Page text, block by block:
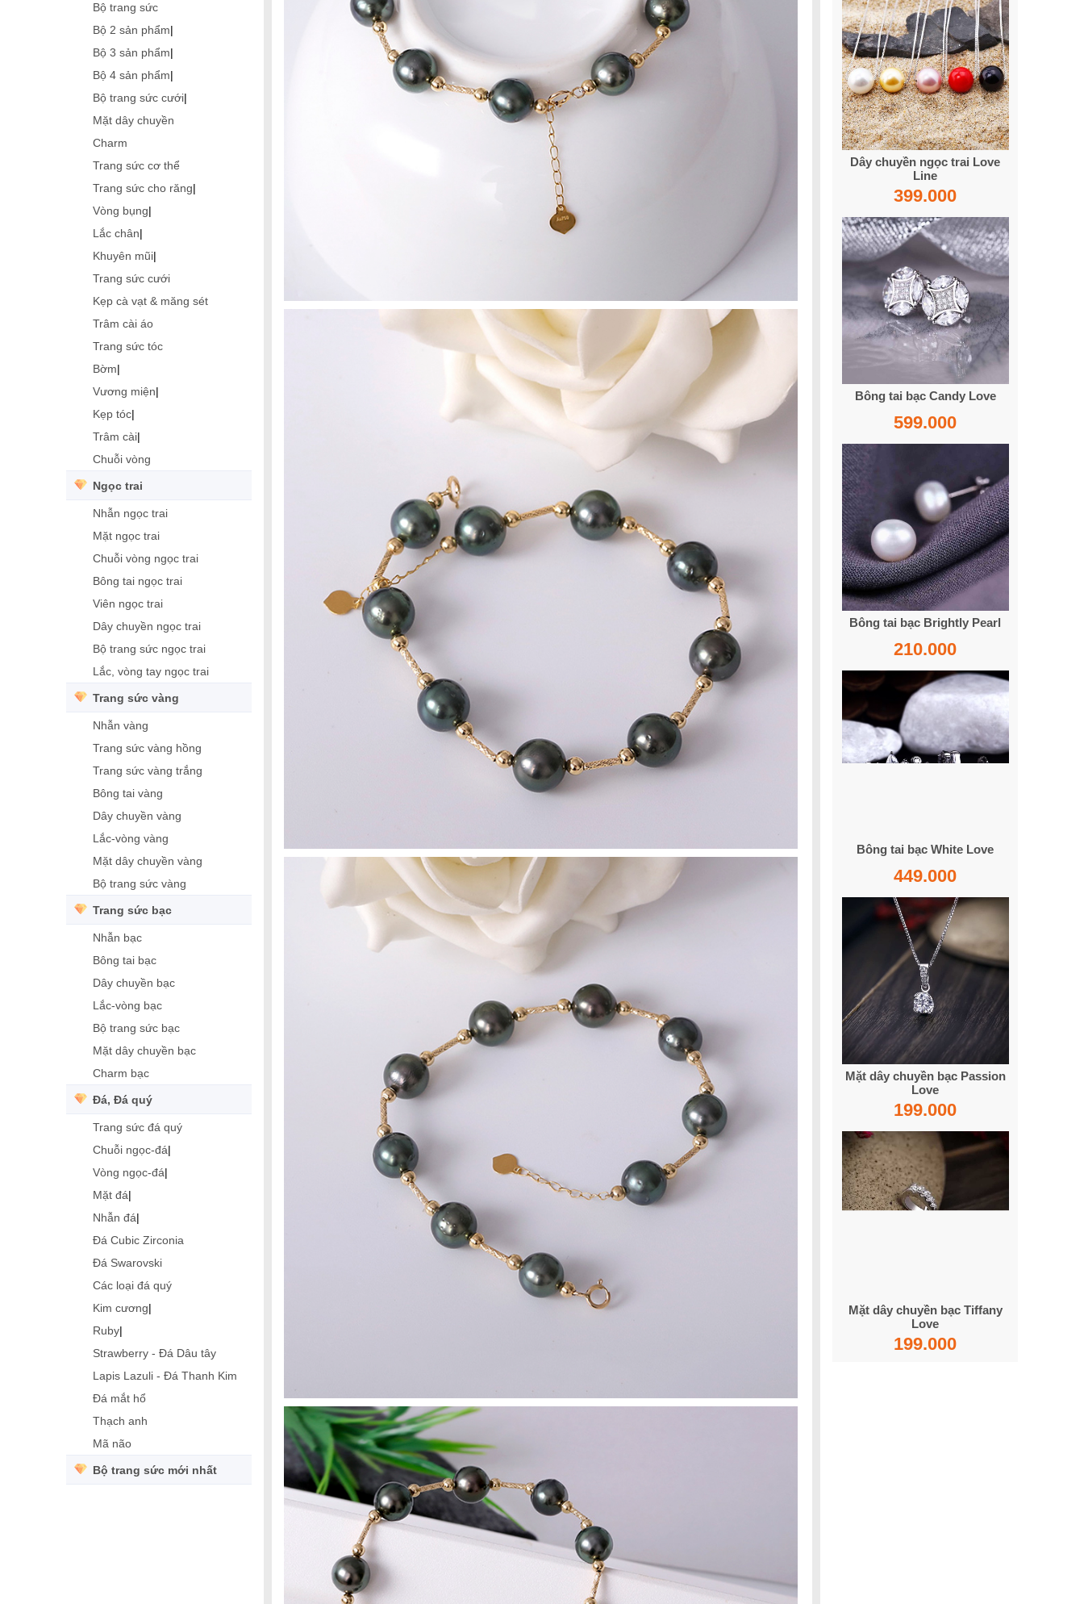
Bộ trang sức
Bộ 2 sản phẩm|
Bộ 3 sản phẩm|
Bộ 4 sản phẩm|
Bộ trang sức cưới|
Mặt dây chuyền
Charm
Trang sức cơ thể
Trang sức cho răng|
Vòng bụng|
Lắc chân|
Khuyên mũi|
Trang sức cưới
Kẹp cà vạt & măng sét
Trâm cài áo
Trang sức tóc
Bờm|
Vương miện|
Kẹp tóc|
Trâm cài|
Chuỗi vòng
Ngọc trai
Nhẫn ngọc trai
Mặt ngọc trai
Chuỗi vòng ngọc trai
Bông tai ngọc trai
Viên ngọc trai
Dây chuyền ngọc trai
Bộ trang sức ngọc trai
Lắc, vòng tay ngọc trai
Trang sức vàng
Nhẫn vàng
Trang sức vàng hồng
Trang sức vàng trắng
Bông tai vàng
Dây chuyền vàng
Lắc-vòng vàng
Mặt dây chuyền vàng
Bộ trang sức vàng
Trang sức bạc
Nhẫn bạc
Bông tai bạc
Dây chuyền bạc
Lắc-vòng bạc
Bộ trang sức bạc
Mặt dây chuyền bạc
Charm bạc
Đá, Đá quý
Trang sức đá quý
Chuỗi ngọc-đá|
Vòng ngọc-đá|
Mặt đá|
Nhẫn đá|
Đá Cubic Zirconia
Đá Swarovski
Các loại đá quý
Kim cương|
Ruby|
Strawberry - Đá Dâu tây
Lapis Lazuli - Đá Thanh Kim
Đá mắt hổ
Thạch anh
Mã não
Bộ trang sức mới nhất
Dây chuyền ngọc trai Love
Line
399.000
Bông tai bạc Candy Love
599.000
Bông tai bạc Brightly Pearl
210.000
Bông tai bạc White Love
449.000
Mặt dây chuyền bạc Passion
Love
199.000
Mặt dây chuyền bạc Tiffany
Love
199.000